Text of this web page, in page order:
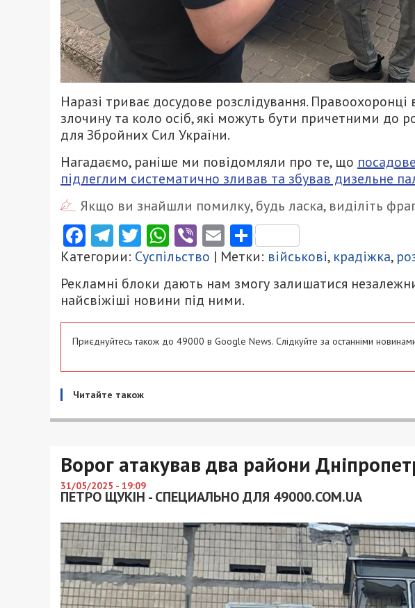
Наразі триває досудове розслідування.
злочину та коло осіб, які можуть бути причетними до
для Збройних Сил України.
Нагадаємо, раніше ми повідомляли про те, що
підлеглим систематично зливав та збував дизельне
Якщо ви знайшли помилку, будь ласка, виділіть
Facebook
Telegram
Twitter
WhatsApp
ViberEmailПоділитися
Категории: Суспільство | Метки: військові, крадіжка,
Рекламні блоки дають нам змогу залишатися
найсвіжіші новини під ними.
Приєднуйтесь також до 49000 в Google News. Слідкуйте за останніми
Читайте також
Ворог атакував два райони
31/05/2025 - 19:09
ПЕТРО ЩУКІН - СПЕЦИАЛЬНО ДЛЯ 49000.COM.UA